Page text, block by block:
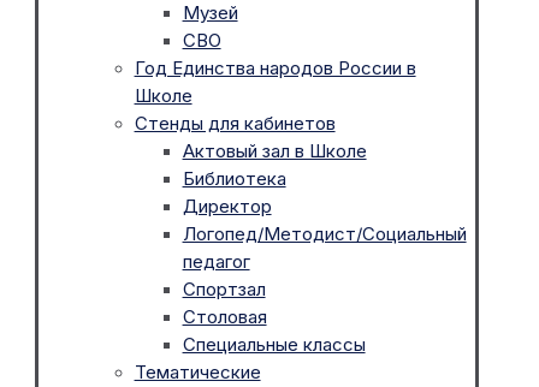
Музей
СВО
Год Единства народов России в
Школе
Стенды для кабинетов
Актовый зал в Школе
Библиотека
Директор
Логопед/Методист/Социальный
педагог
Спортзал
Столовая
Специальные классы
Тематические